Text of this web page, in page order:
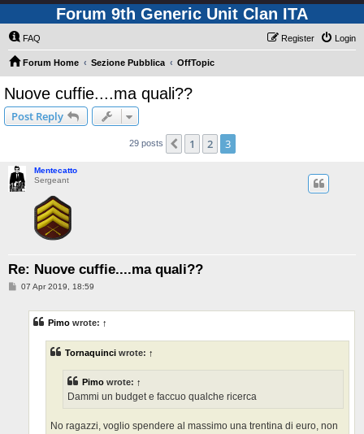
Forum 9th Generic Unit Clan ITA
FAQ Login
Register
Forum Home Sezione Pubblica OffTopic
Nuove cuffie....ma quali??
Post Reply
29 posts Previous
1 2 3
Mentecatto
Sergeant
Re: Nuove cuffie....ma quali??
P07 Apr 2019, 18:59
Pimo wrote: ↑
Tornaquinci wrote: ↑
Pimo wrote: ↑
Dammi un budget e faccuo qualche ricerca
No ragazzi, voglio spendere al massimo una trentina di euro, non